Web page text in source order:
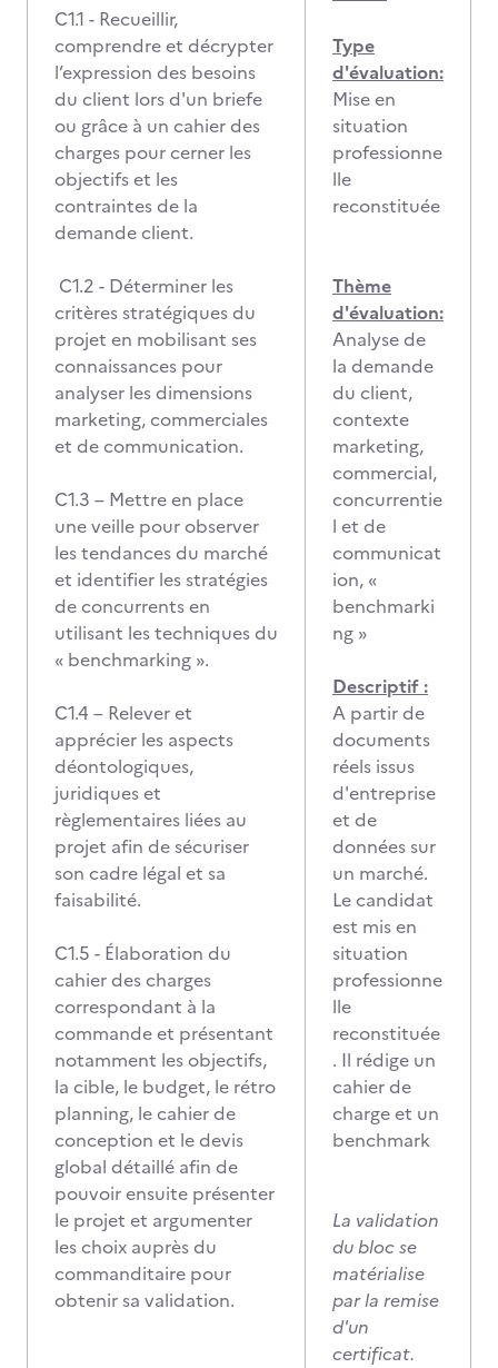
C1.1 - Recueillir,
comprendre et décrypter
l’expression des besoins
du client lors d'un briefe
ou grâce à un cahier des
charges pour cerner les
objectifs et les
contraintes de la
demande client.
C1.2 - Déterminer les
critères stratégiques du
projet en mobilisant ses
connaissances pour
analyser les dimensions
marketing, commerciales
et de communication.
C1.3 – Mettre en place
une veille pour observer
les tendances du marché
et identifier les stratégies
de concurrents en
utilisant les techniques du
« benchmarking ».
C1.4 – Relever et
apprécier les aspects
déontologiques,
juridiques et
règlementaires liées au
projet afin de sécuriser
son cadre légal et sa
faisabilité.
C1.5 - Élaboration du
cahier des charges
correspondant à la
commande et présentant
notamment les objectifs,
la cible, le budget, le rétro
planning, le cahier de
conception et le devis
global détaillé afin de
pouvoir ensuite présenter
le projet et argumenter
les choix auprès du
commanditaire pour
obtenir sa validation.
Type
d'évaluation:
Mise en
situation
professionne
lle
reconstituée
Thème
d'évaluation:
Analyse de
la demande
du client,
contexte
marketing,
commercial,
concurrentie
l et de
communicat
ion, «
benchmarki
ng »
Descriptif :
A partir de
documents
réels issus
d'entreprise
et de
données sur
un marché.
Le candidat
est mis en
situation
professionne
lle
reconstituée
. Il rédige un
cahier de
charge et un
benchmark
La validation
du bloc se
matérialise
par la remise
d'un
certificat.